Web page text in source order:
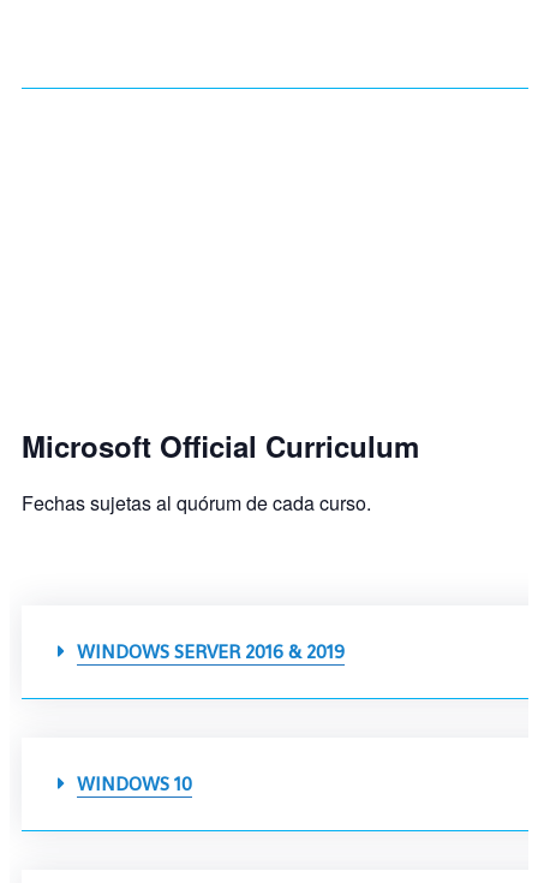
Microsoft Official Curriculum
Fechas sujetas al quórum de cada curso.
WINDOWS SERVER 2016 & 2019
WINDOWS 10